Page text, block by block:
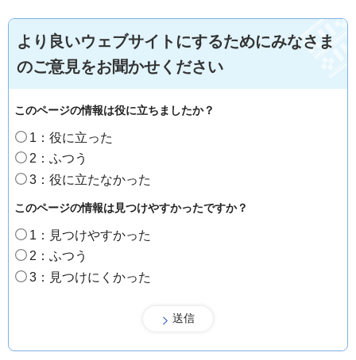
より良いウェブサイトにするためにみなさま
のご意見をお聞かせください
このページの情報は役に立ちましたか？
1：役に立った
2：ふつう
3：役に立たなかった
このページの情報は見つけやすかったですか？
1：見つけやすかった
2：ふつう
3：見つけにくかった